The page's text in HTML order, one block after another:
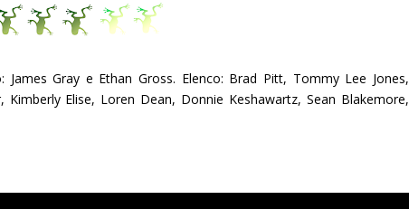
James Gray e Ethan Gross. Elenco: Brad Pitt, Tommy Lee Jones,
Elise, Loren Dean, Donnie Keshawartz, Sean Blakemore,